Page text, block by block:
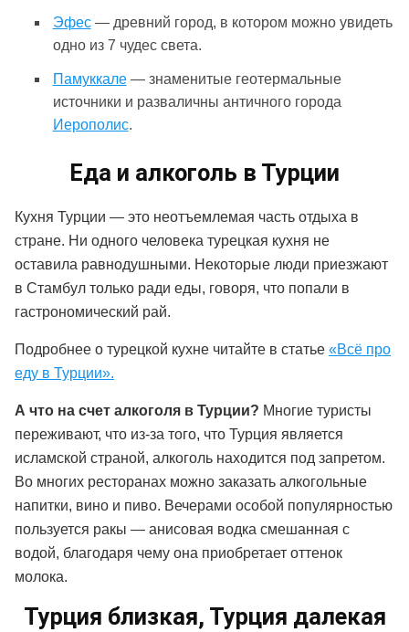
Эфес— древний город, в котором можно увидеть
одно из 7 чудес света.
Памуккале— знаменитые геотермальные
источники и разваличны античного города
Иерополис.
Еда и алкоголь в Турции
Кухня Турции — это неотъемлемая часть отдыха в
стране. Ни одного человека турецкая кухня не
оставила равнодушными. Некоторые люди приезжают
в Стамбул только ради еды, говоря, что попали в
гастрономический рай.
Подробнее о турецкой кухне читайте в статье «Всё про
еду в Турции».
А что на счет алкоголя в Турции? Многие туристы
переживают, что из-за того, что Турция является
исламской страной, алкоголь находится под запретом.
Во многих ресторанах можно заказать алкогольные
напитки, вино и пиво. Вечерами особой популярностью
пользуется ракы — анисовая водка смешанная с
водой, благодаря чему она приобретает оттенок
молока.
Турция близкая, Турция далекая